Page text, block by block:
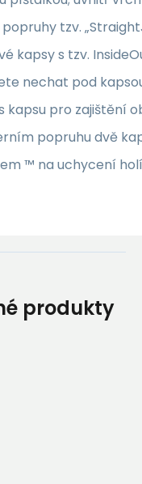
tzv.
kapsy s tzv.
nechat pod
pro zajištění
popruhu dvě
™ na uchycení
produkty